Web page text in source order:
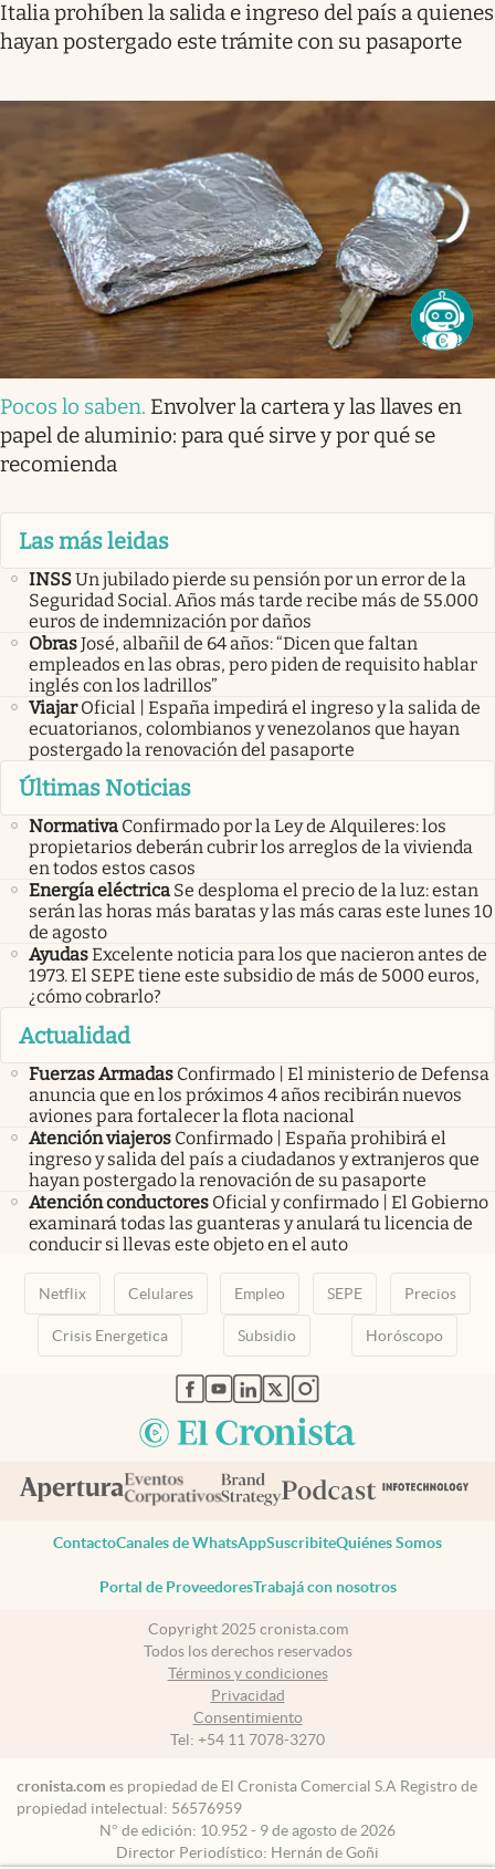
Italia prohíben la salida e ingreso del país a quienes
hayan postergado este trámite con su pasaporte
Pocos lo saben. Envolver la cartera y las llaves en
papel de aluminio: para qué sirve y por qué se
recomienda
Las más leidas
INSSUn jubilado pierde su pensión por un error de la
Seguridad Social. Años más tarde recibe más de 55.000
euros de indemnización por daños
ObrasJosé, albañil de 64 años: “Dicen que faltan
empleados en las obras, pero piden de requisito hablar
inglés con los ladrillos”
Viajar Oficial | España impedirá el ingreso y la salida de
ecuatorianos, colombianos y venezolanos que hayan
postergado la renovación del pasaporte
Últimas Noticias
Normativa Confirmado por la Ley de Alquileres: los
propietarios deberán cubrir los arreglos de la vivienda
en todos estos casos
Energía eléctrica Se desploma el precio de la luz: estan
serán las horas más baratas y las más caras este lunes 10
de agosto
AyudasExcelente noticia para los que nacieron antes de
1973. El SEPE tiene este subsidio de más de 5000 euros,
¿cómo cobrarlo?
Actualidad
Fuerzas Armadas Confirmado | El ministerio de Defensa
anuncia que en los próximos 4 años recibirán nuevos
aviones para fortalecer la flota nacional
Atención viajeros Confirmado | España prohibirá el
ingreso y salida del país a ciudadanos y extranjeros que
hayan postergado la renovación de su pasaporte
Atención conductores Oficial y confirmado | El Gobierno
examinará todas las guanteras y anulará tu licencia de
conducir si llevas este objeto en el auto
Netflix Celulares Empleo SEPE Precios
Crisis Energetica Subsidio Horóscopo
abre en nueva pestaña
abre en nueva pestaña
abre en nueva pestaña
abre en nueva pestaña
abre en nueva pestaña
ContactoCanales de WhatsAppSuscribiteQuiénes Somos
Portal de ProveedoresTrabajá con nosotros
Copyright 2025 cronista.com
Todos los derechos reservados
Términos y condiciones
Privacidad
Consentimiento
Tel: +54 11 7078-3270
cronista.com es propiedad de El Cronista Comercial S.A Registro de
propiedad intelectual: 56576959
N° de edición: 10.952 - 9 de agosto de 2026
Director Periodístico: Hernán de Goñi